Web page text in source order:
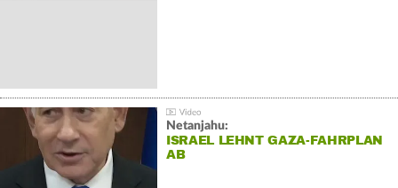
Netanjahu:
ISRAEL LEHNT GAZA-FAHRPLAN
AB